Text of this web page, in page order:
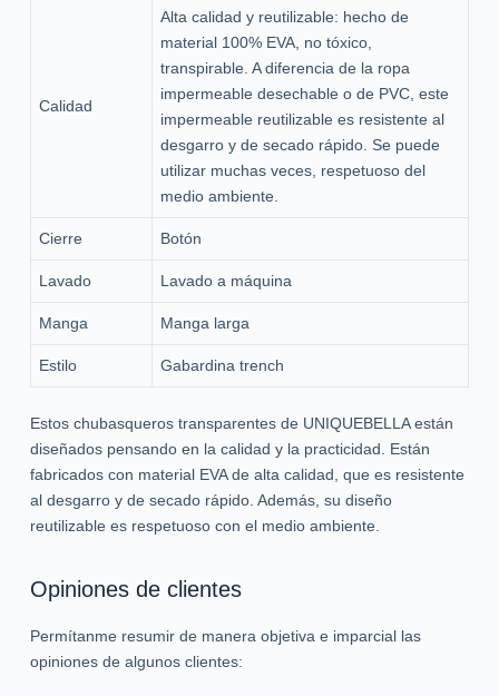
Calidad
Alta calidad y reutilizable: hecho de
material 100% EVA, no tóxico,
transpirable. A diferencia de la ropa
impermeable desechable o de PVC, este
impermeable reutilizable es resistente al
desgarro y de secado rápido. Se puede
utilizar muchas veces, respetuoso del
medio ambiente.
Cierre Botón
Lavado Lavado a máquina
Manga Manga larga
Estilo Gabardina trench
Estos chubasqueros transparentes de UNIQUEBELLA están
diseñados pensando en la calidad y la practicidad. Están
fabricados con material EVA de alta calidad, que es resistente
al desgarro y de secado rápido. Además, su diseño
reutilizable es respetuoso con el medio ambiente.
Opiniones de clientes
Permítanme resumir de manera objetiva e imparcial las
opiniones de algunos clientes: